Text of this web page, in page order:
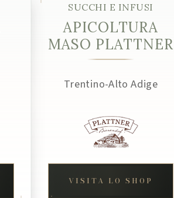
SUCCHI E INFUSI
APICOLTURA
MASO PLATTNER
Trentino-Alto Adige
VISITA LO SHOP